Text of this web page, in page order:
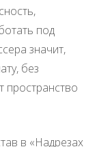
под
значит,
без
пространство
в «Надрезах